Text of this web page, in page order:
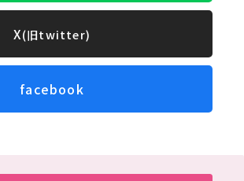
X(旧twitter)
facebook